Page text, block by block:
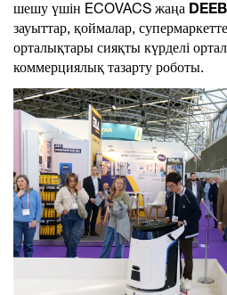
шешу үшін ECOVACS жаңа
зауыттар, қоймалар,
орталықтары сияқты күрделі
коммерциялық тазарту роботы.